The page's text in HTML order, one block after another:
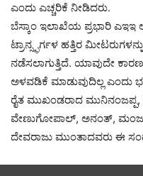
ಎಂದು ಎಚ್ಚರಿಕೆ ನೀಡಿದರು.
ಬೆಸ್ಕಾಂ ಇಲಾಖೆಯ ಪ್ರಭಾರಿ ಎಇಇ
ಟ್ರಾನ್ಸ್ಫರ್ಗಳ ಹತ್ತಿರ
ನಡೆಸಲಾಗುತ್ತಿದೆ. ಯಾವುದೇ
ಅಳವಡಿಕೆ ಮಾಡುವುದಿಲ್ಲ ಎಂದು
ರೈತ ಮುಖಂಡರಾದ ಮುನಿನಂಜಪ್ಪ,
ವೇಣುಗೋಪಾಲ್, ಅನಂತ್,
ದೇವರಾಜು ಮುಂತಾದವರು ಈ